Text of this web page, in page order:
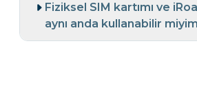
Fiziksel SIM kartımı ve
aynı anda kullanabilir